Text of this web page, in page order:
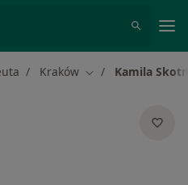
Kraków Zmień miasto
Kamila